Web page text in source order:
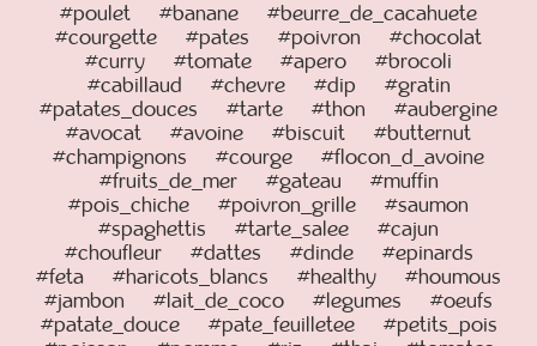
#poulet #banane
#beurre_de_cacahuete
#courgette
#pates #poivron
#chocolat
#curry
#tomate #apero
#brocoli
#cabillaud
#chevre #dip
#gratin
#patates_douces
#tarte #thon
#aubergine
#avocat
#avoine #biscuit
#butternut
#champignons
#courge
#flocon_d_avoine
#fruits_de_mer
#gateau
#muffin
#pois_chiche
#poivron_grille
#saumon
#spaghettis
#tarte_salee
#cajun
#choufleur
#dattes #dinde
#epinards
#feta
#haricots_blancs #healthy
#houmous
#jambon
#lait_de_coco #legumes
#oeufs
#patate_douce
#pate_feuilletee
#petits_pois